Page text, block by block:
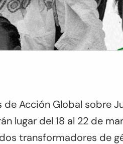
Acción Global sobre
lugar del 18 al 22 de
transformadores de